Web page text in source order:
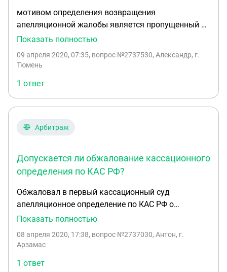
мотивом определения возвращения
апелляционной жалобы является пропущенный 10
дневный срок и отсутствие ходатайства о
копию решения я получил на 8 день в пятницу,
ходатайство не приложил по незнанию закона. На
какой пункт закона КАС РФ я могу сослаться для
оснований обжалования определения?
Показать полностью
09 апреля 2020, 07:35, вопрос №2737530, Александр, г.
Тюмень
1 ответ
Арбитраж
Допускается ли обжалование кассационного
определения по КАС РФ?
Обжаловал в первый кассационный суд
апелляционное определение по КАС РФ о
предоставлении отсрочки должнику — ОМСУ.
следующую главу 36 КАС РФ и вижу, что как бы и
кассационное определение? Или не так?
Показать полностью
08 апреля 2020, 17:38, вопрос №2737030, Антон, г.
Арзамас
1 ответ